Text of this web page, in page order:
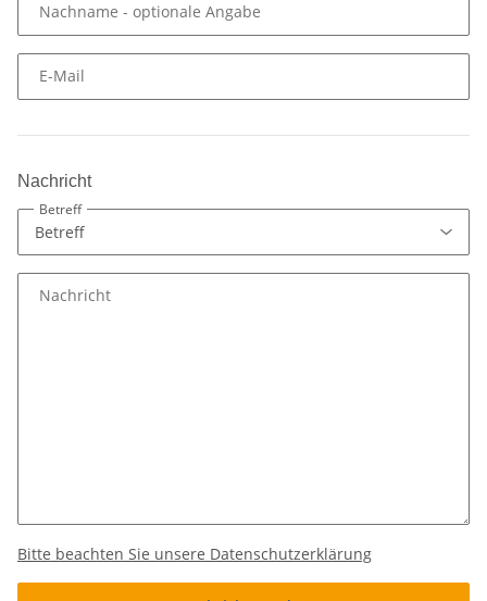
Nachname - optionale Angabe
E-Mail
Nachricht
Betreff
Nachricht
Bitte beachten Sie unsere Datenschutzerklärung